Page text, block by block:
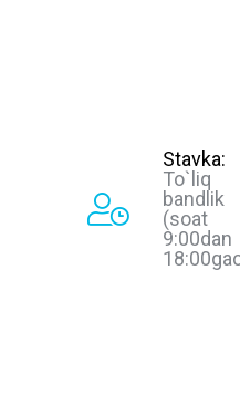
Stavka:
To`liq
bandlik
(soat
9:00dan